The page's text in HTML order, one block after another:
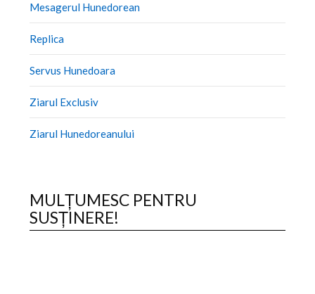
Mesagerul Hunedorean
Replica
Servus Hunedoara
Ziarul Exclusiv
Ziarul Hunedoreanului
MULȚUMESC PENTRU
SUSȚINERE!